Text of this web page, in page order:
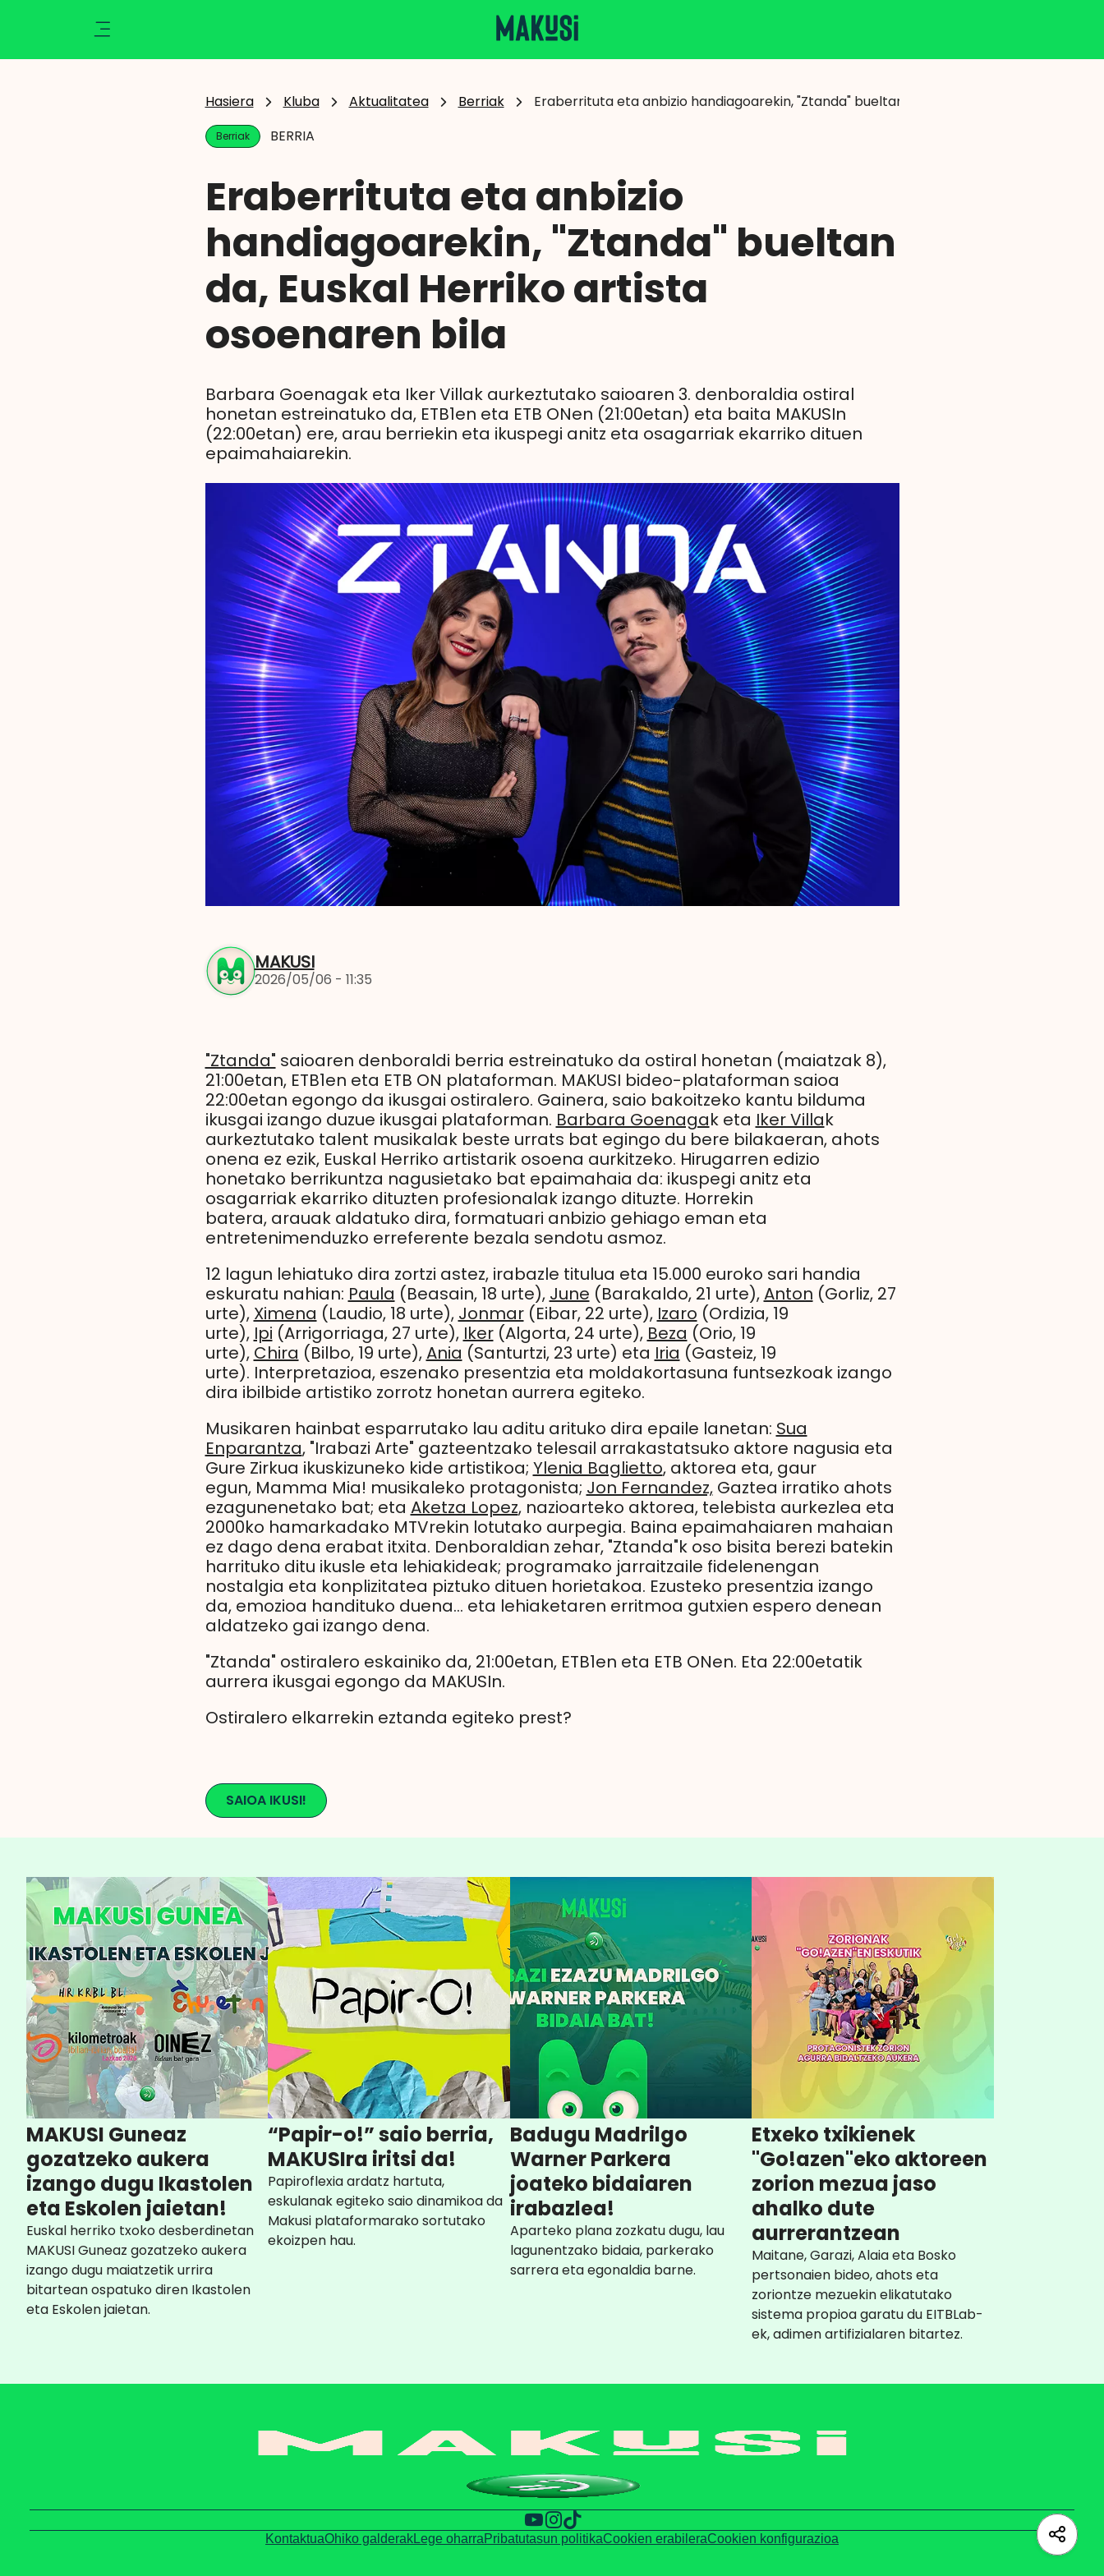
Eragiketaren emaitza
Hasiera Kluba Aktualitatea Berriak Eraberrituta eta anbizio handiagoarekin, "Ztanda" bueltan da, Euskal Herriko artista
Berriak BERRIA
Eraberrituta eta anbizio
handiagoarekin, "Ztanda" bueltan
da, Euskal Herriko artista
osoenaren bila
Barbara Goenagak eta Iker Villak aurkeztutako saioaren 3. denboraldia ostiral
honetan estreinatuko da, ETB1en eta ETB ONen (21:00etan) eta baita MAKUSIn
(22:00etan) ere, arau berriekin eta ikuspegi anitz eta osagarriak ekarriko dituen
epaimahaiarekin.
MAKUSI
2026/05/06 - 11:35
"Ztanda" saioaren denboraldi berria estreinatuko da ostiral honetan (maiatzak 8),
21:00etan, ETB1en eta ETB ON plataforman. MAKUSI bideo-plataforman saioa
22:00etan egongo da ikusgai ostiralero. Gainera, saio bakoitzeko kantu bilduma
ikusgai izango duzue ikusgai plataforman. Barbara Goenagak eta Iker Villak
aurkeztutako talent musikalak beste urrats bat egingo du bere bilakaeran, ahots
onena ez ezik, Euskal Herriko artistarik osoena aurkitzeko. Hirugarren edizio
honetako berrikuntza nagusietako bat epaimahaia da: ikuspegi anitz eta
osagarriak ekarriko dituzten profesionalak izango dituzte. Horrekin
batera, arauak aldatuko dira, formatuari anbizio gehiago eman eta
entretenimenduzko erreferente bezala sendotu asmoz.
12 lagun lehiatuko dira zortzi astez, irabazle titulua eta 15.000 euroko sari handia
eskuratu nahian: Paula (Beasain, 18 urte), June (Barakaldo, 21 urte),Anton (Gorliz, 27
urte), Ximena (Laudio, 18 urte), Jonmar(Eibar, 22 urte), Izaro (Ordizia, 19
urte), Ipi (Arrigorriaga, 27 urte), Iker(Algorta, 24 urte), Beza (Orio, 19
urte), Chira (Bilbo, 19 urte),Ania (Santurtzi, 23 urte) eta Iria (Gasteiz, 19
urte). Interpretazioa, eszenako presentzia eta moldakortasuna funtsezkoak izango
dira ibilbide artistiko zorrotz honetan aurrera egiteko.
Musikaren hainbat esparrutako lau aditu arituko dira epaile lanetan: Sua
Enparantza, "Irabazi Arte" gazteentzako telesail arrakastatsuko aktore nagusia eta
Gure Zirkua ikuskizuneko kide artistikoa; Ylenia Baglietto, aktorea eta, gaur
egun, Mamma Mia! musikaleko protagonista; Jon Fernandez,Gaztea irratiko ahots
ezagunenetako bat; eta Aketza Lopez, nazioarteko aktorea, telebista aurkezlea eta
2000ko hamarkadako MTVrekin lotutako aurpegia. Baina epaimahaiaren mahaian
ez dago dena erabat itxita. Denboraldian zehar, "Ztanda"k oso bisita berezi batekin
harrituko ditu ikusle eta lehiakideak; programako jarraitzaile fidelenengan
nostalgia eta konplizitatea piztuko dituen horietakoa. Ezusteko presentzia izango
da, emozioa handituko duena… eta lehiaketaren erritmoa gutxien espero denean
aldatzeko gai izango dena.
"Ztanda" ostiralero eskainiko da, 21:00etan, ETB1en eta ETB ONen. Eta 22:00etatik
aurrera ikusgai egongo da MAKUSIn.
Ostiralero elkarrekin eztanda egiteko prest?
SAIOA IKUSI!
MAKUSI Guneaz
gozatzeko aukera
izango dugu Ikastolen
eta Eskolen jaietan!
Euskal herriko txoko desberdinetan
MAKUSI Guneaz gozatzeko aukera
izango dugu maiatzetik urrira
bitartean ospatuko diren Ikastolen
eta Eskolen jaietan.
“Papir-o!” saio berria,
MAKUSIra iritsi da!
Papiroflexia ardatz hartuta,
eskulanak egiteko saio dinamikoa da
Makusi plataformarako sortutako
ekoizpen hau.
Badugu Madrilgo
Warner Parkera
joateko bidaiaren
irabazlea!
Aparteko plana zozkatu dugu, lau
lagunentzako bidaia, parkerako
sarrera eta egonaldia barne.
Etxeko txikienek
"Go!azen"eko aktoreen
zorion mezua jaso
ahalko dute
aurrerantzean
Maitane, Garazi, Alaia eta Bosko
pertsonaien bideo, ahots eta
zoriontze mezuekin elikatutako
sistema propioa garatu du EITBLab-
ek, adimen artifizialaren bitartez.
KontaktuaOhiko galderakLege oharraPribatutasun politikaCookien erabileraCookien konfigurazioa